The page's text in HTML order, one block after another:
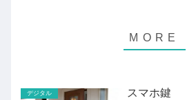
デジタル スマホ鍵